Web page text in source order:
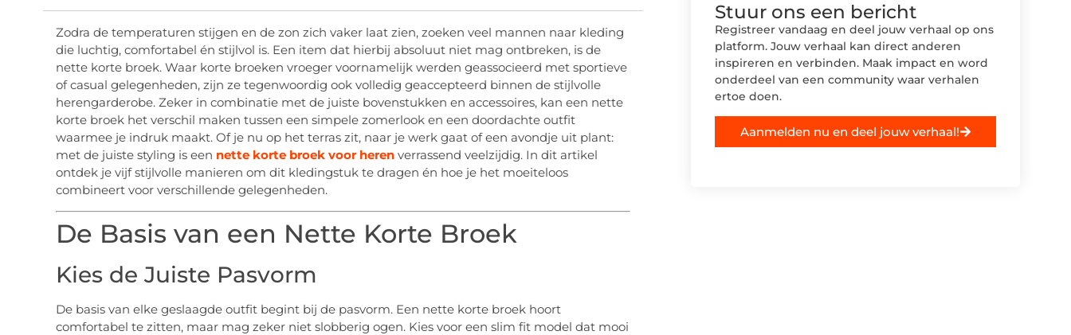
Zodra de temperaturen stijgen en de zon zich vaker laat zien, zoeken veel mannen naar kleding
die luchtig, comfortabel én stijlvol is. Een item dat hierbij absoluut niet mag ontbreken, is de
nette korte broek. Waar korte broeken vroeger voornamelijk werden geassocieerd met sportieve
of casual gelegenheden, zijn ze tegenwoordig ook volledig geaccepteerd binnen de stijlvolle
herengarderobe. Zeker in combinatie met de juiste bovenstukken en accessoires, kan een nette
korte broek het verschil maken tussen een simpele zomerlook en een doordachte outfit
waarmee je indruk maakt. Of je nu op het terras zit, naar je werk gaat of een avondje uit plant:
met de juiste styling is een nette korte broek voor herenverrassend veelzijdig. In dit artikel
ontdek je vijf stijlvolle manieren om dit kledingstuk te dragen én hoe je het moeiteloos
combineert voor verschillende gelegenheden.
De Basis van een Nette Korte Broek
Kies de Juiste Pasvorm
De basis van elke geslaagde outfit begint bij de pasvorm. Een nette korte broek hoort
comfortabel te zitten, maar mag zeker niet slobberig ogen. Kies voor een slim fit model dat mooi
Stuur ons een bericht
Registreer vandaag en deel jouw verhaal op ons
platform. Jouw verhaal kan direct anderen
inspireren en verbinden. Maak impact en word
onderdeel van een community waar verhalen
ertoe doen.
Aanmelden nu en deel jouw verhaal!